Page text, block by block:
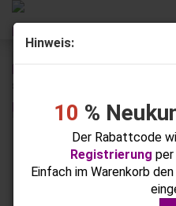
Hinweis:
10 %
Der Rabattcode
Registrierung per
Einfach im Warenkorb
weiter »
Letzter »
Funkelspray Pink, 25g